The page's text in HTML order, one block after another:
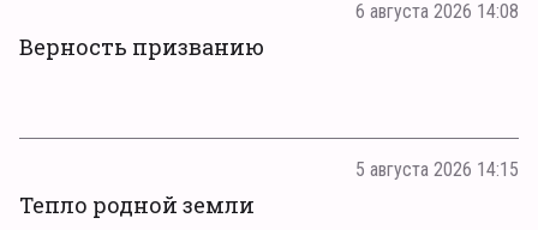
6 августа 2026 14:08
Верность призванию
5 августа 2026 14:15
Тепло родной земли